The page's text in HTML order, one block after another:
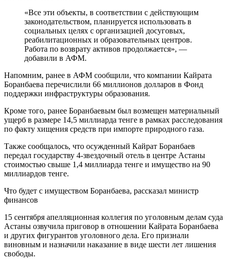
«Все эти объекты, в соответствии с действующим
законодательством, планируется использовать в
социальных целях с организацией досуговых,
реабилитационных и образовательных центров.
Работа по возврату активов продолжается», —
добавили в АФМ.
Напомним, ранее в АФМ сообщили, что компании Кайрата
Боранбаева перечислили 66 миллионов долларов в Фонд
поддержки инфраструктуры образования.
Кроме того, ранее Боранбаевым был возмещен материальный
ущерб в размере 14,5 миллиарда тенге в рамках расследования
по факту хищения средств при импорте природного газа.
Также сообщалось, что осужденный Кайрат Боранбаев
передал государству 4-звездочный отель в центре Астаны
стоимостью свыше 1,4 миллиарда тенге и имущество на 90
миллиардов тенге.
Что будет с имуществом Боранбаева, рассказал министр
финансов
15 сентября апелляционная коллегия по уголовным делам суда
Астаны озвучила приговор в отношении Кайрата Боранбаева
и других фигурантов уголовного дела. Его признали
виновным и назначили наказание в виде шести лет лишения
свободы.